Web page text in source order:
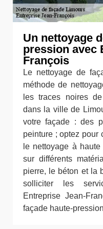
Un nettoyage
pression avec
François
Le nettoyage de
méthode de
les traces noires
dans la ville de
votre façade : des
peinture ; optez pour
le nettoyage à
sur différents
pierre, le béton et la
solliciter les
Entreprise Jean-
façade haute-